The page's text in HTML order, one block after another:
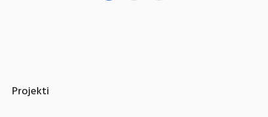
Projekti